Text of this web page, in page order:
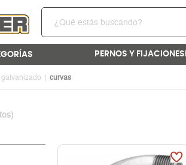
PERNOS Y FIJACIONES
galvanizado curvas